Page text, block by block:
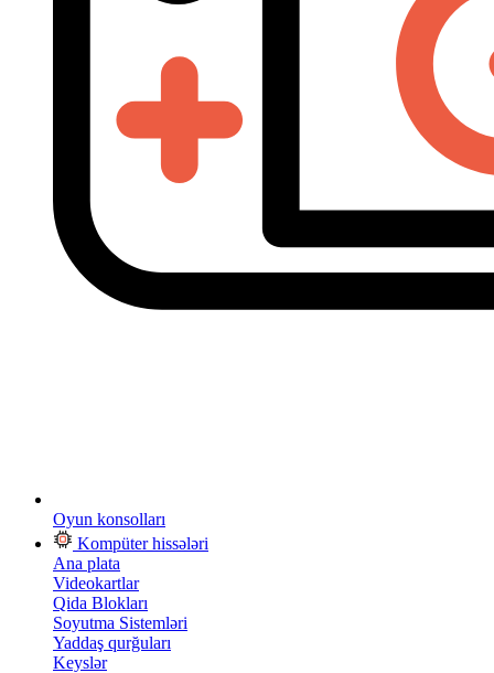
Oyun konsolları
Kompüter hissələri
Ana plata
Videokartlar
Qida Blokları
Soyutma Sistemləri
Yaddaş qurğuları
Keyslər